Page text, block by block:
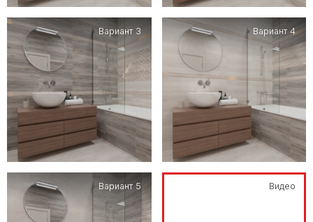
Вариант 3 Вариант 4
Вариант 5 Видео